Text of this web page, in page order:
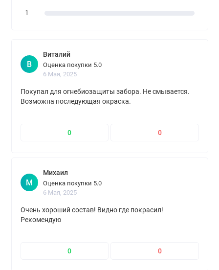
1
В
Виталий
Оценка покупки 5.0
6 Мая, 2025
Покупал для огнебиозащиты забора. Не смывается.
Возможна последующая окраска.
0 0
М
Михаил
Оценка покупки 5.0
6 Мая, 2025
Очень хороший состав! Видно где покрасил!
Рекомендую
0 0